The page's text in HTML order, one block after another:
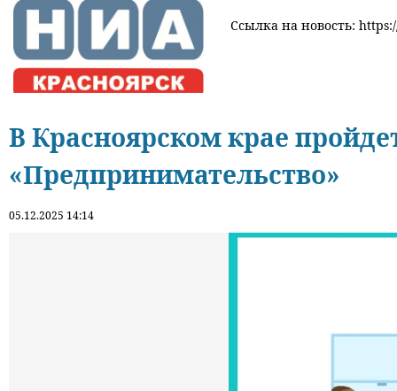
Ссылка на новость:
В Красноярском крае
«Предпринимательство»
05.12.2025 14:14